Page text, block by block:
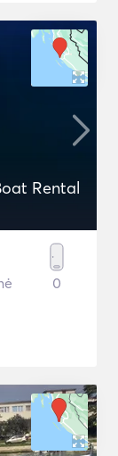
Rental
0